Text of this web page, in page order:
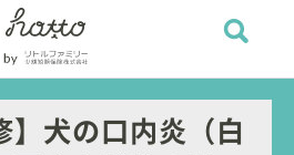
】犬の口内炎（白